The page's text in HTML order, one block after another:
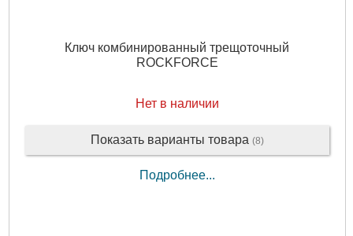
Ключ комбинированный трещоточный
ROCKFORCE
Нет в наличии
Показать варианты товара (8)
Подробнее...